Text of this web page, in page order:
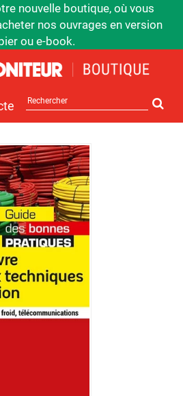
nouvelle boutique, où vous
nos ouvrages en version
ou e-book.
sur
le